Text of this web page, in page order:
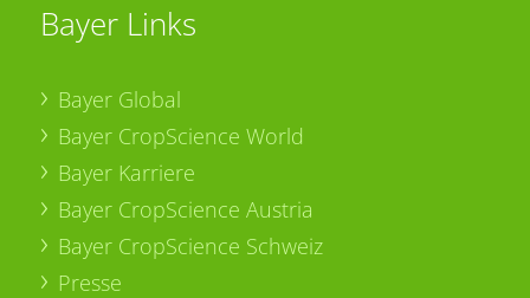
Bayer Links
Bayer Global
Bayer CropScience World
Bayer Karriere
Bayer CropScience Austria
Bayer CropScience Schweiz
Presse